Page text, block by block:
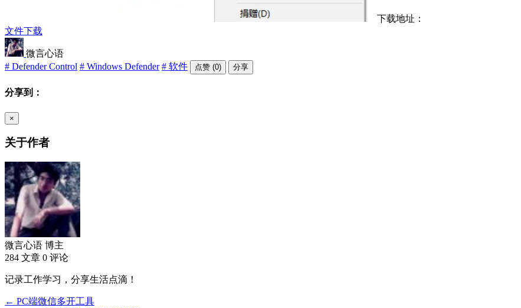
下载地址：
文件下载
微言心语
# Defender Control # Windows Defender # 软件 点赞 (0) 分享
分享到：
×
关于作者
微言心语 博主
284 文章 0 评论
记录工作学习，分享生活点滴！
← PC端微信多开工具